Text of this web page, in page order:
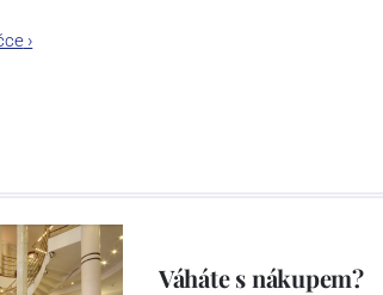
úvod, nese firma název
›
Váháte s nákupem?